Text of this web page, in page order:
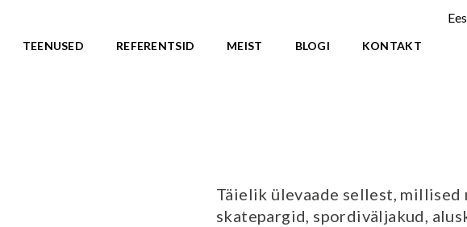
TEENUSED REFERENTSID MEIST BLOGI KONTAKT
Minirambid
Skatepargi elemendid
Täielik ülevaade sellest, millised
skatepargid, spordiväljakud,